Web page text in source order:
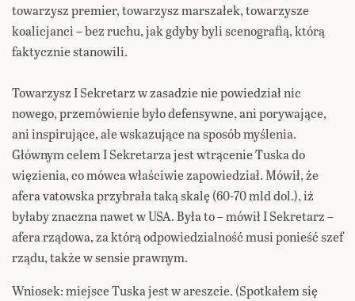
towarzysz premier, towarzysz marszałek, towarzysze
koalicjanci – bez ruchu, jak gdyby byli scenografią, którą
faktycznie stanowili.
Towarzysz I Sekretarz w zasadzie nie powiedział nic
nowego, przemówienie było defensywne, ani porywające,
ani inspirujące, ale wskazujące na sposób myślenia.
Głównym celem I Sekretarza jest wtrącenie Tuska do
więzienia, co mówca właściwie zapowiedział. Mówił, że
afera vatowska przybrała taką skalę (60-70 mld dol.), iż
byłaby znaczna nawet w USA. Była to – mówił I Sekretarz –
afera rządowa, za którą odpowiedzialność musi ponieść szef
rządu, także w sensie prawnym.
Wniosek: miejsce Tuska jest w areszcie. (Spotkałem się